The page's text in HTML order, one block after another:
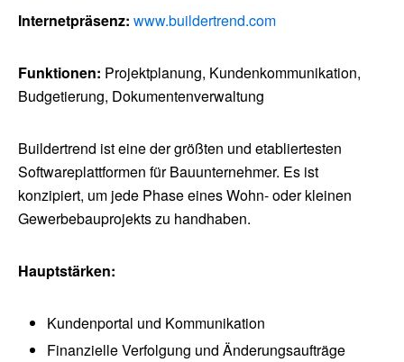
Internetpräsenz: www.buildertrend.com
Funktionen: Projektplanung, Kundenkommunikation,
Budgetierung, Dokumentenverwaltung
Buildertrend ist eine der größten und etabliertesten
Softwareplattformen für Bauunternehmer. Es ist
konzipiert, um jede Phase eines Wohn- oder kleinen
Gewerbebauprojekts zu handhaben.
Hauptstärken:
Kundenportal und Kommunikation
Finanzielle Verfolgung und Änderungsaufträge